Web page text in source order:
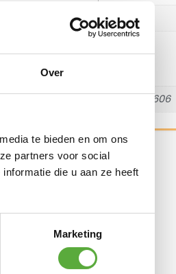
Over
te bieden en om ons
partners voor social
die u aan ze heeft
Marketing
11705337
belastbaarheid
(kg)
EAN 8711268702606